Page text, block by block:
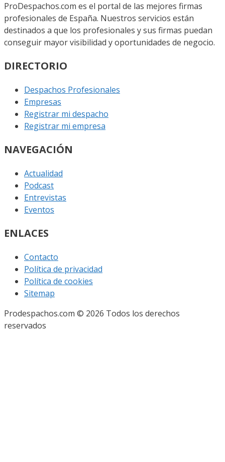
ProDespachos.com es el portal de las mejores firmas
profesionales de España. Nuestros servicios están
destinados a que los profesionales y sus firmas puedan
conseguir mayor visibilidad y oportunidades de negocio.
DIRECTORIO
Despachos Profesionales
Empresas
Registrar mi despacho
Registrar mi empresa
NAVEGACIÓN
Actualidad
Podcast
Entrevistas
Eventos
ENLACES
Contacto
Política de privacidad
Política de cookies
Sitemap
Prodespachos.com © 2026 Todos los derechos
reservados